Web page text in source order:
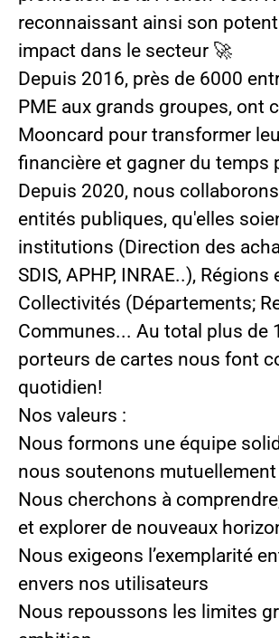
reconnaissant ainsi son
impact dans le secteur 🚀
Depuis 2016, près de 6000
PME aux grands groupes, ont
Mooncard pour transformer
financière et gagner du temps
Depuis 2020, nous
entités publiques, qu'elles
institutions (Direction des
SDIS, APHP, INRAE..), Régions
Collectivités (Départements;
Communes... Au total plus de
porteurs de cartes nous font
quotidien!
Nos valeurs :
Nous formons une équipe
nous soutenons mutuellement
Nous cherchons à
et explorer de nouveaux
Nous exigeons l’exemplarité
envers nos utilisateurs
Nous repoussons les limites